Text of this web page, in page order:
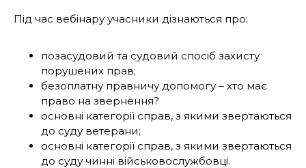
Під час вебінару учасники дізнаються про:
позасудовий та судовий спосіб захисту
порушених прав;
безоплатну правничу допомогу – хто має
право на звернення?
основні категорії справ, з якими звертаються
до суду ветерани;
основні категорії справ, з якими звертаються
до суду чинні військовослужбовці.